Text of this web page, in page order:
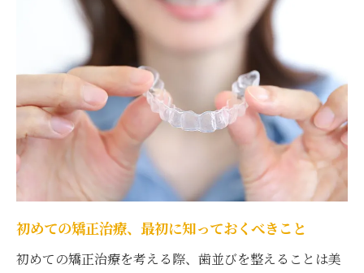
の理由
新技術がもたらす矯正治療のメリット
高田駅周辺の歯医者が導入する最新設備
患者に優しい新しい矯正治療法とは
インビザラインとその魅力
セラミック矯正の利点と適応症例
見た目を気にせず治療するための選択肢
高田駅周辺の歯並び矯正方法徹底比較
伝統的な矯正法と最新技術の違い
矯正方法の選び方：見た目 vs 効果
初めての矯正治療、最初に知っておくべきこと
初めての矯正治療を考える際、歯並びを整えることは美